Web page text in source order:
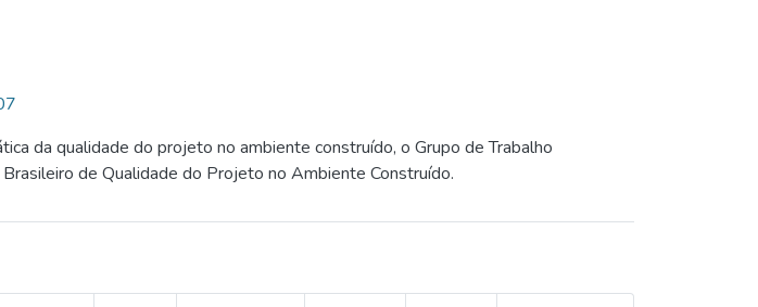
da qualidade do projeto no ambiente construído, o Grupo de Trabalho
de Qualidade do Projeto no Ambiente Construído.